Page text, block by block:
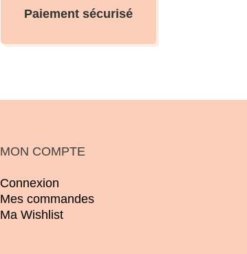
Paiement sécurisé
MON COMPTE
Connexion
Mes commandes
Ma Wishlist